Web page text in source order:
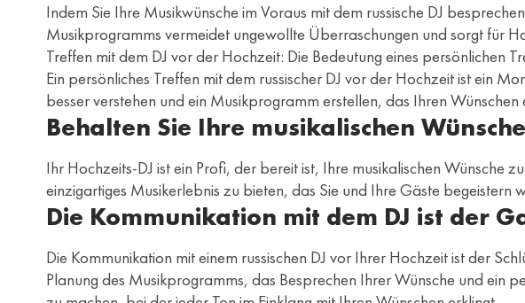
Indem Sie Ihre Musikwünsche im Voraus mit dem russische DJ
Musikprogramms vermeidet ungewollte Überraschungen und sorgt für
Treffen mit dem DJ vor der Hochzeit: Die Bedeutung eines persönlichen
Ein persönliches Treffen mit dem russischer DJ vor der Hochzeit ist ein
besser verstehen und ein Musikprogramm erstellen, das Ihren
Behalten Sie Ihre musikalischen
Ihr Hochzeits-DJ ist ein Profi, der bereit ist, Ihre musikalischen Wünsche
einzigartiges Musikerlebnis zu bieten, das Sie und Ihre Gäste begeistern
Die Kommunikation mit dem DJ ist der
Die Kommunikation mit einem russischen DJ vor Ihrer Hochzeit ist der
Planung des Musikprogramms, das Besprechen Ihrer Wünsche und ein